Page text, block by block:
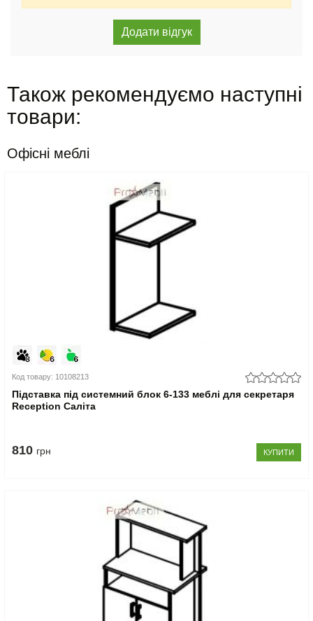
Також рекомендуємо наступні
товари:
Офісні меблі
Код товару: 10108213
Підставка під системний блок 6-133 меблі для секретаря
Reception Саліта
810 грн КУПИТИ